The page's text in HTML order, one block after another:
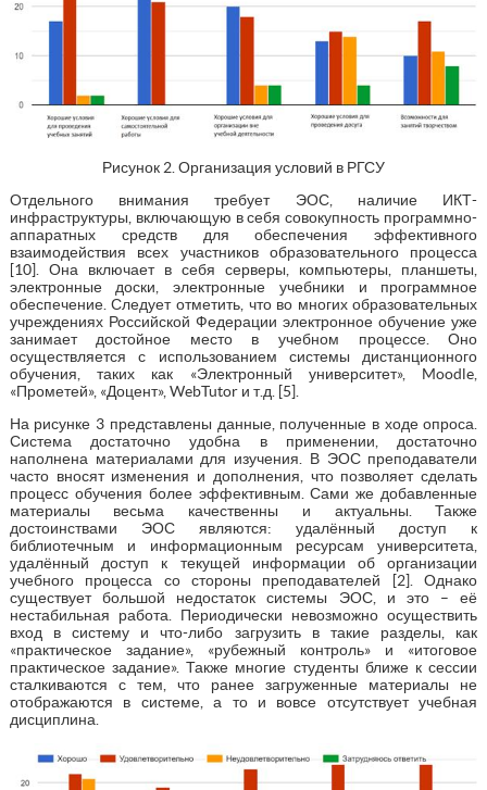
Рисунок 2. Организация условий в РГСУ
Отдельного внимания требует ЭОС, наличие ИКТ-
инфраструктуры, включающую в себя совокупность программно-
аппаратных средств для обеспечения эффективного
взаимодействия всех участников образовательного процесса
[10]. Она включает в себя серверы, компьютеры, планшеты,
электронные доски, электронные учебники и программное
обеспечение. Следует отметить, что во многих образовательных
учреждениях Российской Федерации электронное обучение уже
занимает достойное место в учебном процессе. Оно
осуществляется с использованием системы дистанционного
обучения, таких как «Электронный университет», Moodle,
«Прометей», «Доцент», WebTutor и т.д. [5].
На рисунке 3 представлены данные, полученные в ходе опроса.
Система достаточно удобна в применении, достаточно
наполнена материалами для изучения. В ЭОС преподаватели
часто вносят изменения и дополнения, что позволяет сделать
процесс обучения более эффективным. Сами же добавленные
материалы весьма качественны и актуальны. Также
достоинствами ЭОС являются: удалённый доступ к
библиотечным и информационным ресурсам университета,
удалённый доступ к текущей информации об организации
учебного процесса со стороны преподавателей [2]. Однако
существует большой недостаток системы ЭОС, и это – её
нестабильная работа. Периодически невозможно осуществить
вход в систему и что-либо загрузить в такие разделы, как
«практическое задание», «рубежный контроль» и «итоговое
практическое задание». Также многие студенты ближе к сессии
сталкиваются с тем, что ранее загруженные материалы не
отображаются в системе, а то и вовсе отсутствует учебная
дисциплина.